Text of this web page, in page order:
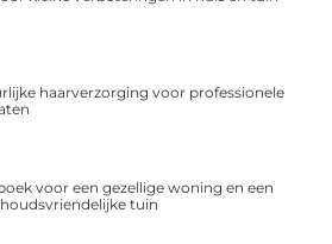
haarverzorging voor professionele
voor een gezellige woning en een
tuin